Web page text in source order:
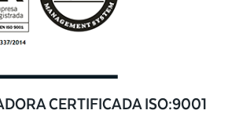
CERTIFICADA ISO:9001